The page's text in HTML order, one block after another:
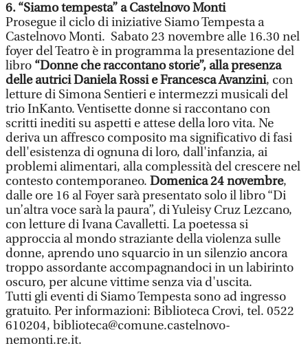
6. “Siamo tempesta” a Castelnovo Monti
Prosegue il ciclo di iniziative Siamo Tempesta a
Castelnovo Monti. Sabato 23 novembre alle 16.30 nel
foyer del Teatro è in programma la presentazione del
libro “Donne che raccontano storie”, alla presenza
delle autrici Daniela Rossi e Francesca Avanzini, con
letture di Simona Sentieri e intermezzi musicali del
trio InKanto. Ventisette donne si raccontano con
scritti inediti su aspetti e attese della loro vita. Ne
deriva un affresco composito ma significativo di fasi
dell'esistenza di ognuna di loro, dall'infanzia, ai
problemi alimentari, alla complessità del crescere nel
contesto contemporaneo. Domenica 24 novembre,
dalle ore 16 al Foyer sarà presentato solo il libro “Di
un’altra voce sarà la paura”, di Yuleisy Cruz Lezcano,
con letture di Ivana Cavalletti. La poetessa si
approccia al mondo straziante della violenza sulle
donne, aprendo uno squarcio in un silenzio ancora
troppo assordante accompagnandoci in un labirinto
oscuro, per alcune vittime senza via d'uscita.
Tutti gli eventi di Siamo Tempesta sono ad ingresso
gratuito. Per informazioni: Biblioteca Crovi, tel. 0522
610204, biblioteca@comune.castelnovo-
nemonti.re.it.